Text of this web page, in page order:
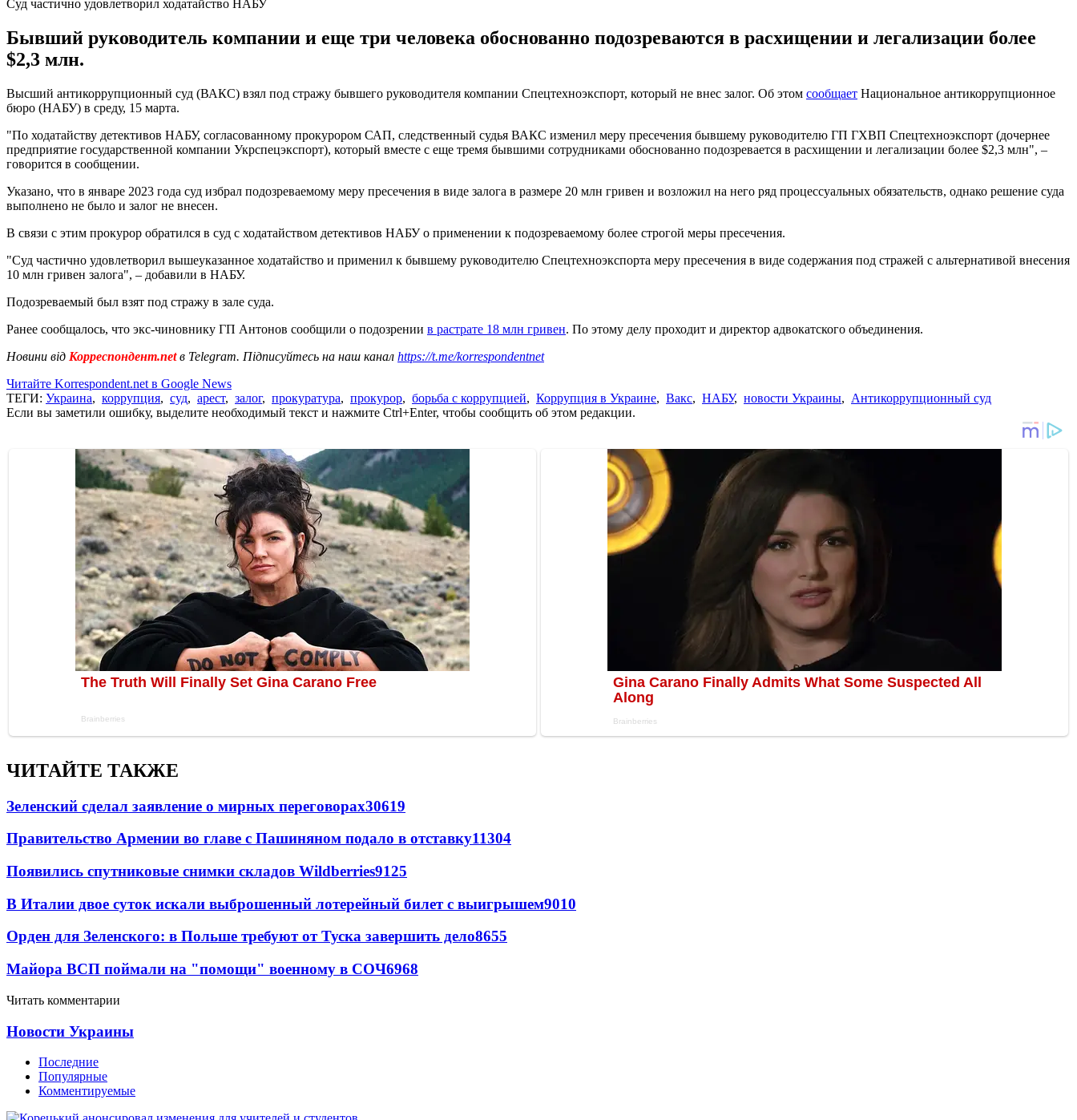
Суд частично удовлетворил ходатайство НАБУ
Бывший руководитель компании и еще три человека обоснованно подозреваются в расхищении и легализации более
$2,3 млн.
Высший антикоррупционный суд (ВАКС) взял под стражу бывшего руководителя компании Спецтехноэкспорт, который не внес залог. Об этом сообщает Национальное антикоррупционное
бюро (НАБУ) в среду, 15 марта.
"По ходатайству детективов НАБУ, согласованному прокурором САП, следственный судья ВАКС изменил меру пресечения бывшему руководителю ГП ГХВП Спецтехноэкспорт (дочернее
предприятие государственной компании Укрспецэкспорт), который вместе с еще тремя бывшими сотрудниками обоснованно подозревается в расхищении и легализации более $2,3 млн", –
говорится в сообщении.
Указано, что в январе 2023 года суд избрал подозреваемому меру пресечения в виде залога в размере 20 млн гривен и возложил на него ряд процессуальных обязательств, однако решение суда
выполнено не было и залог не внесен.
В связи с этим прокурор обратился в суд с ходатайством детективов НАБУ о применении к подозреваемому более строгой меры пресечения.
"Суд частично удовлетворил вышеуказанное ходатайство и применил к бывшему руководителю Спецтехноэкспорта меру пресечения в виде содержания под стражей с альтернативой внесения
10 млн гривен залога", – добавили в НАБУ.
Подозреваемый был взят под стражу в зале суда.
Ранее сообщалось, что экс-чиновнику ГП Антонов сообщили о подозрении в растрате 18 млн гривен. По этому делу проходит и директор адвокатского объединения.
Новини від Корреспондент.netв Telegram. Підписуйтесь на наш канал https://t.me/korrespondentnet
Читайте Korrespondent.net в Google News
ТЕГИ: Украина, коррупция, суд, арест, залог, прокуратура, прокурор, борьба с коррупцией, Коррупция в Украине, Вакс, НАБУ, новости Украины, Антикоррупционный суд
Если вы заметили ошибку, выделите необходимый текст и нажмите Ctrl+Enter, чтобы сообщить об этом редакции.
ЧИТАЙТЕ ТАКЖЕ
Зеленский сделал заявление о мирных переговорах30619
Правительство Армении во главе с Пашиняном подало в отставку11304
Появились спутниковые снимки складов Wildberries9125
В Италии двое суток искали выброшенный лотерейный билет с выигрышем9010
Орден для Зеленского: в Польше требуют от Туска завершить дело8655
Майора ВСП поймали на "помощи" военному в СОЧ6968
Читать комментарии
Новости Украины
Последние
Популярные
Комментируемые